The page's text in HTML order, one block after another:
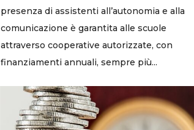
presenza di assistenti all’autonomia e alla
comunicazione è garantita alle scuole
attraverso cooperative autorizzate, con
finanziamenti annuali, sempre più...